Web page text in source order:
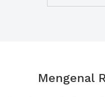
Mengenal